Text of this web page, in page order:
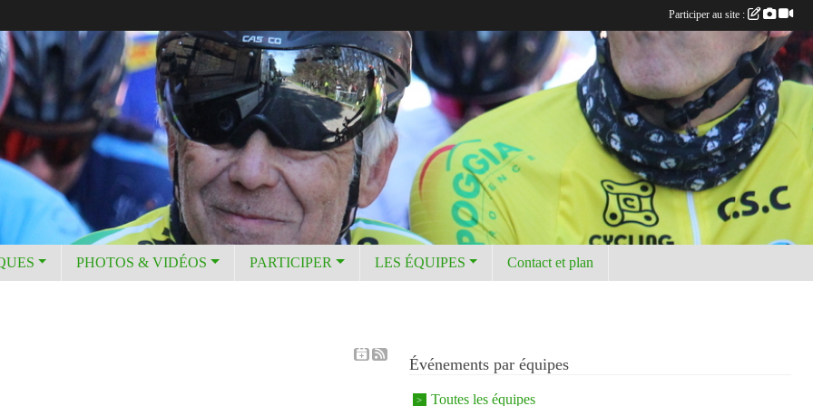
PHOTOS & VIDÉOS PARTICIPER LES ÉQUIPES Contact et plan
Événements par équipes
Toutes les équipes
Participer au site :